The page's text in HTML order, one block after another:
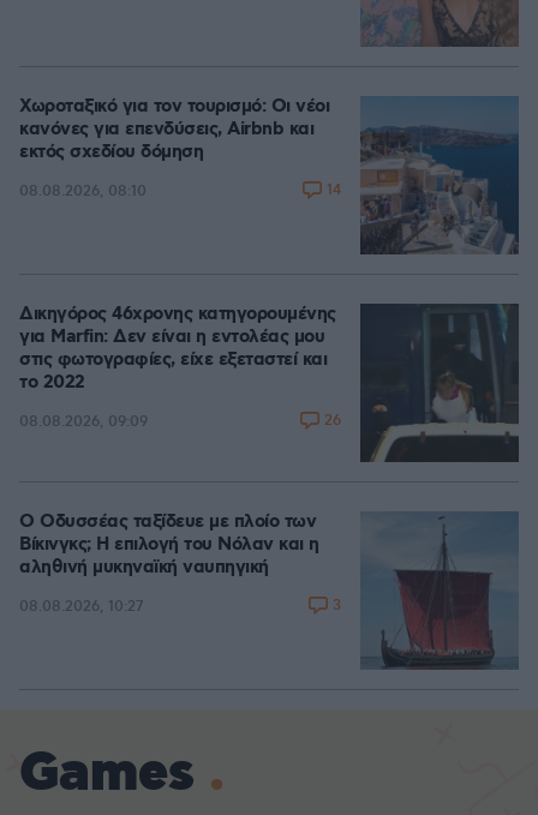
Χωροταξικό για τον τουρισμό: Οι νέοι
κανόνες για επενδύσεις, Airbnb και
εκτός σχεδίου δόμηση
08.08.2026, 08:10 14
Δικηγόρος 46χρονης κατηγορουμένης
για Marfin: Δεν είναι η εντολέας μου
στις φωτογραφίες, είχε εξεταστεί και
το 2022
08.08.2026, 09:09 26
Ο Οδυσσέας ταξίδευε με πλοίο των
Βίκινγκς; Η επιλογή του Νόλαν και η
αληθινή μυκηναϊκή ναυπηγική
08.08.2026, 10:27 3
Games